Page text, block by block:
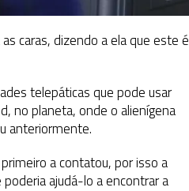
caras, dizendo a ela que este é
telepáticas que pode usar
no planeta, onde o alienígena
anteriormente.
a contatou, por isso a
ajudá-lo a encontrar a